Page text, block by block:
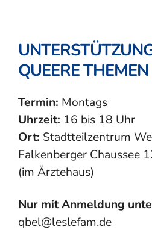
QUEERE THEMEN
Termin: Montags
Uhrzeit: 16 bis 18 Uhr
Ort: Stadtteilzentrum
Falkenberger Chaussee
(im Ärztehaus)
Nur mit Anmeldung
qbel@leslefam.de